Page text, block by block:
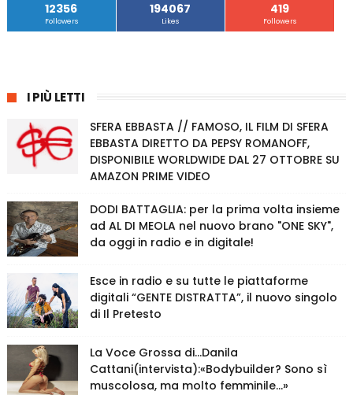
12356
Followers
194067
Likes
419
Followers
I PIÙ LETTI
SFERA EBBASTA // FAMOSO, IL FILM DI SFERA
EBBASTA DIRETTO DA PEPSY ROMANOFF,
DISPONIBILE WORLDWIDE DAL 27 OTTOBRE SU
AMAZON PRIME VIDEO
DODI BATTAGLIA: per la prima volta insieme
ad AL DI MEOLA nel nuovo brano "ONE SKY",
da oggi in radio e in digitale!
Esce in radio e su tutte le piattaforme
digitali “GENTE DISTRATTA”, il nuovo singolo
di Il Pretesto
La Voce Grossa di…Danila
Cattani(intervista):«Bodybuilder? Sono sì
muscolosa, ma molto femminile…»